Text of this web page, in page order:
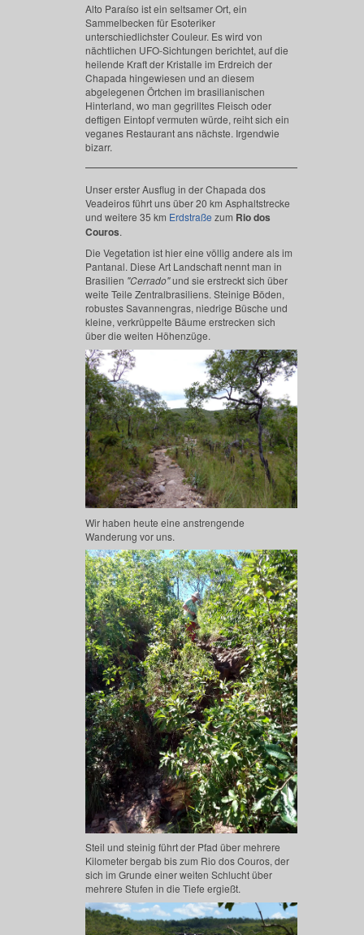
Alto Paraíso ist ein seltsamer Ort, ein
Sammelbecken für Esoteriker
unterschiedlichster Couleur. Es wird von
nächtlichen UFO-Sichtungen berichtet, auf die
heilende Kraft der Kristalle im Erdreich der
Chapada hingewiesen und an diesem
abgelegenen Örtchen im brasilianischen
Hinterland, wo man gegrilltes Fleisch oder
deftigen Eintopf vermuten würde, reiht sich ein
veganes Restaurant ans nächste. Irgendwie
bizarr.
Unser erster Ausflug in der Chapada dos
Veadeiros führt uns über 20 km Asphaltstrecke
und weitere 35 km Erdstraße zum Rio dos
Couros.
Die Vegetation ist hier eine völlig andere als im
Pantanal. Diese Art Landschaft nennt man in
Brasilien "Cerrado"und sie erstreckt sich über
weite Teile Zentralbrasiliens. Steinige Böden,
robustes Savannengras, niedrige Büsche und
kleine, verkrüppelte Bäume erstrecken sich
über die weiten Höhenzüge.
Wir haben heute eine anstrengende
Wanderung vor uns.
Steil und steinig führt der Pfad über mehrere
Kilometer bergab bis zum Rio dos Couros, der
sich im Grunde einer weiten Schlucht über
mehrere Stufen in die Tiefe ergießt.